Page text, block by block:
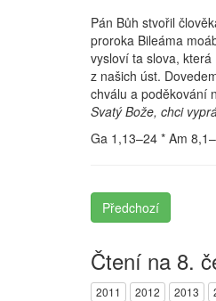
Pán Bůh stvořil
proroka Bileáma
vysloví ta slova,
z našich úst.
chválu a poděkování
Svatý Bože, chci
Ga 1,13–24 * Am
Předchozí
Čtení na 8.
2011 2012 2013